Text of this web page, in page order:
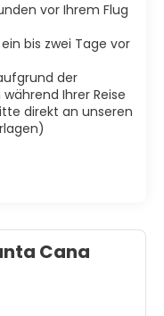
vor Ihrem Flug
bis zwei Tage vor
der
Ihrer Reise
direkt an unseren
Cana